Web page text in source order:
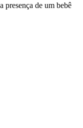
presença de um bebê